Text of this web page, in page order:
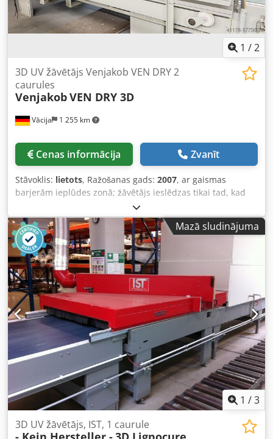
1 /2
Vācija 1 255 km
3D UV žāvētājs Venjakob VEN DRY 2
caurules
VenjakobVEN DRY 3D
Cenas informācija Zvanīt
Stāvoklis: lietots, Ražošanas gads: 2007, ar gaismas
barjerām ieplūdes zonā; žāvētājs ieslēdzas tikai tad, kad
gaismas barjera konstatē detaļas, pretējā gadījumā
žāvētājs darbojas energoefektīvā gaidīšanas režīmā ar
gandrīz pilnībā aizvērtām spoguļu pusēm. Vadība notiek
caur Siemens paneli. - Ražotājs: Venjakob - Tips: VEN DRY
UV 3D - Izgatavošanas gads: 2007 Dsdpfx Asu S N R
Eecdock - Vadības puse: labā - Darba platums: 1.300 mm -
Maks. detaļu augstums: apm. 100 mm - Lampu skaits: 2
gab. - Piemērots dzīvsudraba un gallija lampām - 3D
žāvēšana malu apstrādei - Maks. lampas jauda: 120 W/cm -
Lampas jauda nepārtraukti regulējama 50-120 W/cm - Ar
gaidīšanas režīmu - Ar transportieri - Transporta ātrums:
aptuveni 2,5–7,5 m/min - Garums: 2.500 mm - Platums:
2.750 mm - Kopējā pieslēguma jauda: apm. 45 kW -
Atrašanās vieta: noliktavā - Spriegums/Hz: 400/50
Mazā sludinājuma
1 /3
3D UV žāvētājs, IST, 1 caurule